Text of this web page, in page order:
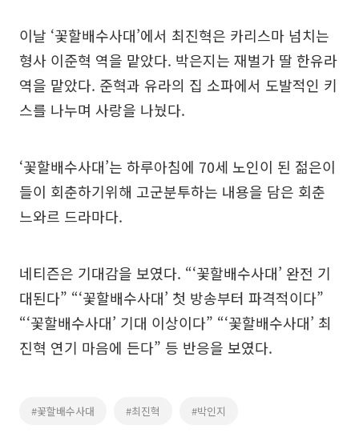
이날 ‘꽃할배수사대’에서 최진혁은 카리스마 넘치는
형사 이준혁 역을 맡았다. 박은지는 재벌가 딸 한유라
역을 맡았다. 준혁과 유라의 집 소파에서 도발적인 키
스를 나누며 사랑을 나눴다.
‘꽃할배수사대’는 하루아침에 70세 노인이 된 젊은이
들이 회춘하기위해 고군분투하는 내용을 담은 회춘
느와르 드라마다.
네티즌은 기대감을 보였다. “‘꽃할배수사대’ 완전 기
대된다” “‘꽃할배수사대’ 첫 방송부터 파격적이다”
“‘꽃할배수사대’ 기대 이상이다” “‘꽃할배수사대’ 최
진혁 연기 마음에 든다” 등 반응을 보였다.
#꽃할배수사대 #최진혁 #박인지